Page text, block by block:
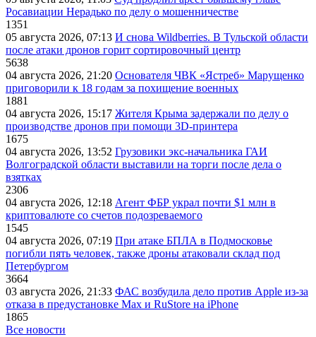
Росавиации Нерадько по делу о мошенничестве
1351
05 августа 2026, 07:13 И снова Wildberries. В Тульской области
после атаки дронов горит сортировочный центр
5638
04 августа 2026, 21:20 Основателя ЧВК «Ястреб» Марущенко
приговорили к 18 годам за похищение военных
1881
04 августа 2026, 15:17 Жителя Крыма задержали по делу о
производстве дронов при помощи 3D‑принтера
1675
04 августа 2026, 13:52 Грузовики экс-начальника ГАИ
Волгоградской области выставили на торги после дела о
взятках
2306
04 августа 2026, 12:18 Агент ФБР украл почти $1 млн в
криптовалюте со счетов подозреваемого
1545
04 августа 2026, 07:19 При атаке БПЛА в Подмосковье
погибли пять человек, также дроны атаковали склад под
Петербургом
3664
03 августа 2026, 21:33 ФАС возбудила дело против Apple из-за
отказа в предустановке Max и RuStore на iPhone
1865
Все новости